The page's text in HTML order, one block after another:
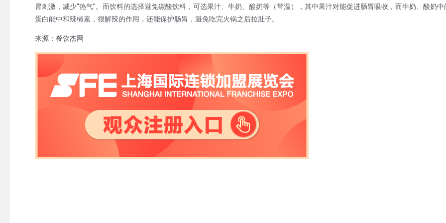
胃刺激，减少“热气”。而饮料的选择避免碳酸饮料，可选果汁、牛奶、酸奶等（常温），其中果汁对能促进肠胃吸收，而牛奶、酸奶中
蛋白能中和辣椒素，很解辣的作用，还能保护肠胃，避免吃完火锅之后拉肚子。
来源：餐饮杰网